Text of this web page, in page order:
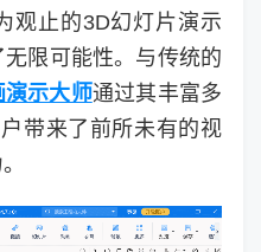
观止的3D幻灯片演示
限可能性。与传统的
示大师通过其丰富多
带来了前所未有的视